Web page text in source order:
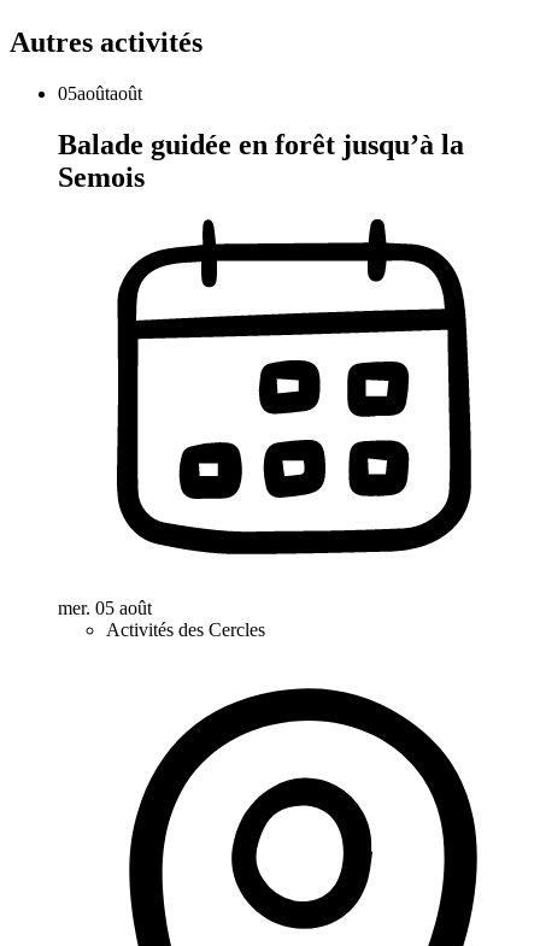
Autres activités
05aoûtaoût
Balade guidée en forêt jusqu’à la
Semois
mer. 05 août
Activités des Cercles